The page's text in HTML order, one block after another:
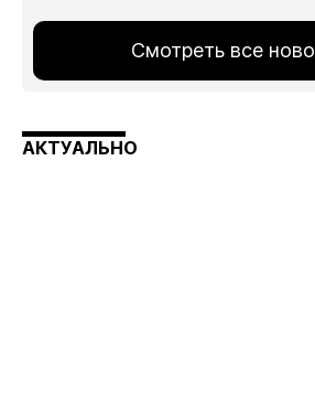
Смотреть все
АКТУАЛЬНО